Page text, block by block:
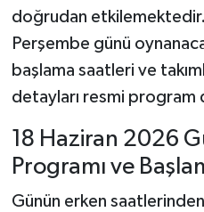
doğrudan
Perşembe günü
başlama saatleri ve
detayları resmi
18 Haziran 2026
Programı ve
Günün erken